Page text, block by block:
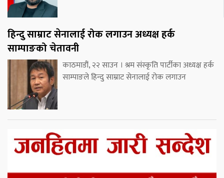
हिन्दु साम्राट सेनालाई रोक लगाउन अध्यक्ष हर्क
साम्पाङको चेतावनी
काठमाडौं, २२ साउन । श्रम संस्कृति पार्टीका अध्यक्ष हर्क
साम्पाङले हिन्दु साम्राट सेनालाई रोक लगाउन